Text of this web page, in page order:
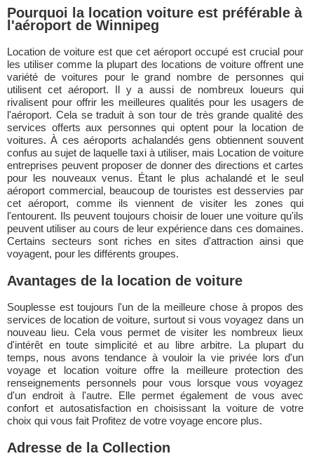
Pourquoi la location voiture est préférable à
l'aéroport de Winnipeg
Location de voiture est que cet aéroport occupé est crucial pour
les utiliser comme la plupart des locations de voiture offrent une
variété de voitures pour le grand nombre de personnes qui
utilisent cet aéroport. Il y a aussi de nombreux loueurs qui
rivalisent pour offrir les meilleures qualités pour les usagers de
l'aéroport. Cela se traduit à son tour de très grande qualité des
services offerts aux personnes qui optent pour la location de
voitures. À ces aéroports achalandés gens obtiennent souvent
confus au sujet de laquelle taxi à utiliser, mais Location de voiture
entreprises peuvent proposer de donner des directions et cartes
pour les nouveaux venus. Étant le plus achalandé et le seul
aéroport commercial, beaucoup de touristes est desservies par
cet aéroport, comme ils viennent de visiter les zones qui
l'entourent. Ils peuvent toujours choisir de louer une voiture qu'ils
peuvent utiliser au cours de leur expérience dans ces domaines.
Certains secteurs sont riches en sites d'attraction ainsi que
voyagent, pour les différents groupes.
Avantages de la location de voiture
Souplesse est toujours l'un de la meilleure chose à propos des
services de location de voiture, surtout si vous voyagez dans un
nouveau lieu. Cela vous permet de visiter les nombreux lieux
d'intérêt en toute simplicité et au libre arbitre. La plupart du
temps, nous avons tendance à vouloir la vie privée lors d'un
voyage et location voiture offre la meilleure protection des
renseignements personnels pour vous lorsque vous voyagez
d'un endroit à l'autre. Elle permet également de vous avec
confort et autosatisfaction en choisissant la voiture de votre
choix qui vous fait Profitez de votre voyage encore plus.
Adresse de la Collection